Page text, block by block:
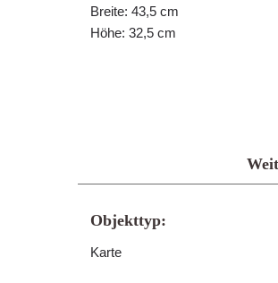
Breite: 43,5 cm
Höhe: 32,5 cm
Objekttyp:
Karte